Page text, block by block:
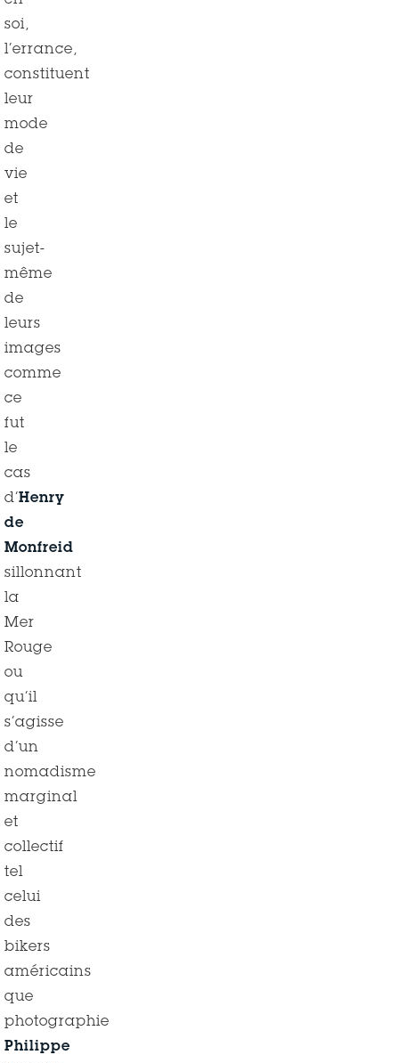
soi,
l’errance,
constituent
leur
mode
de
vie
et
le
sujet-
même
de
leurs
images
comme
ce
fut
le
cas
d’Henry
de
Monfreid
sillonnant
la
Mer
Rouge
ou
qu’il
s’agisse
d’un
nomadisme
marginal
et
collectif
tel
celui
des
bikers
américains
que
photographie
Philippe